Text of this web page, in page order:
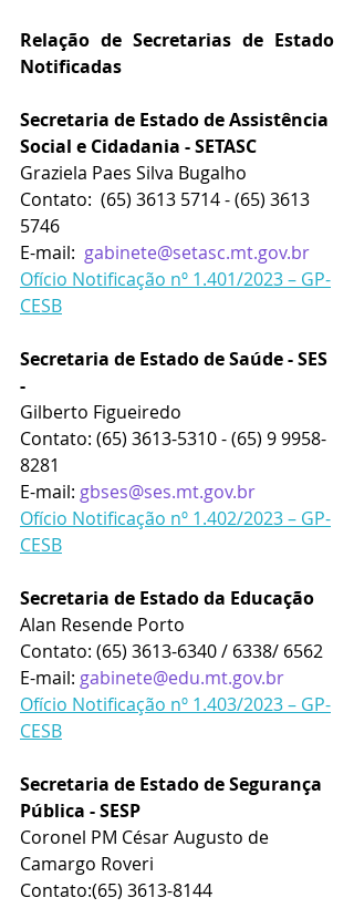
Relação de Secretarias de Estado
Notificadas
Secretaria de Estado de Assistência
Social e Cidadania - SETASC
Graziela Paes Silva Bugalho
Contato: (65) 3613 5714 - (65) 3613
5746
E-mail: gabinete@setasc.mt.gov.br
Ofício Notificação nº 1.401/2023 – GP-
CESB
Secretaria de Estado de Saúde - SES
-
Gilberto Figueiredo
Contato: (65) 3613-5310 - (65) 9 9958-
8281
E-mail: gbses@ses.mt.gov.br
Ofício Notificação nº 1.402/2023 – GP-
CESB
Secretaria de Estado da Educação
Alan Resende Porto
Contato: (65) 3613-6340 / 6338/ 6562
E-mail: gabinete@edu.mt.gov.br
Ofício Notificação nº 1.403/2023 – GP-
CESB
Secretaria de Estado de Segurança
Pública - SESP
Coronel PM César Augusto de
Camargo Roveri
Contato:(65) 3613-8144